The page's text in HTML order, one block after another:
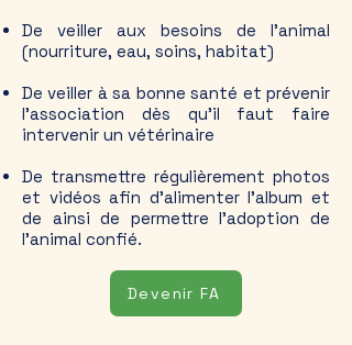
De veiller aux besoins de l’animal
(nourriture, eau, soins, habitat)
De veiller à sa bonne santé et prévenir
l'association dès qu'il faut faire
intervenir un vétérinaire
De transmettre régulièrement photos
et vidéos afin d'alimenter l'album et
de ainsi de permettre l'adoption de
l'animal confié.​
Devenir FA